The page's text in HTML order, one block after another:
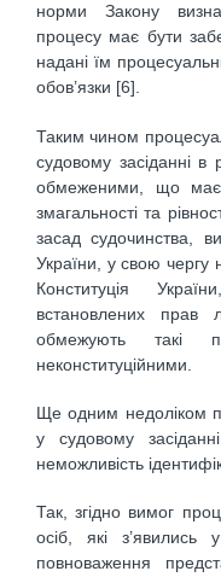
норми Закону
процесу має бути
надані їм
обов’язки [6].
Таким чином
судовому засіданні в
обмеженими, що має
змагальності та
засад судочинства,
України, у свою чергу
Конституція
встановлених
обмежують такі
неконституційними.
Ще одним недоліком
у судовому
неможливість
Так, згідно вимог
осіб, які з’явились
повноваження